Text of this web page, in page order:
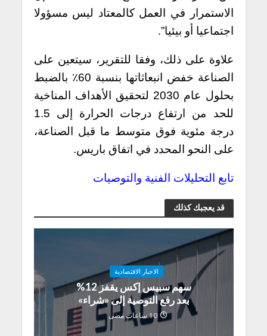
الاستمرار في العمل كالمعتاد ليس مسؤولا
اجتماعيا أو بيئيا”.
علاوة على ذلك، وفقا للتقرير، سيتعين على
الصناعة خفض انبعاثاتها بنسبة 60٪ بالضبط
بحلول عام 2030 لتحقيق الأهداف المناخية
للحد من ارتفاع درجات الحرارة إلى 1.5
درجة مئوية فوق متوسط ما قبل الصناعة،
على النحو المحدد في اتفاق باريس.
تابع التحليلات الفنية والتوصيات
قد يعجبك كذلك
الاخبار الاقتصادية
سهم سبيس إكس يقفز 12%
بعد رفع التوصية إلى «شراء»
10 ساعات مضى